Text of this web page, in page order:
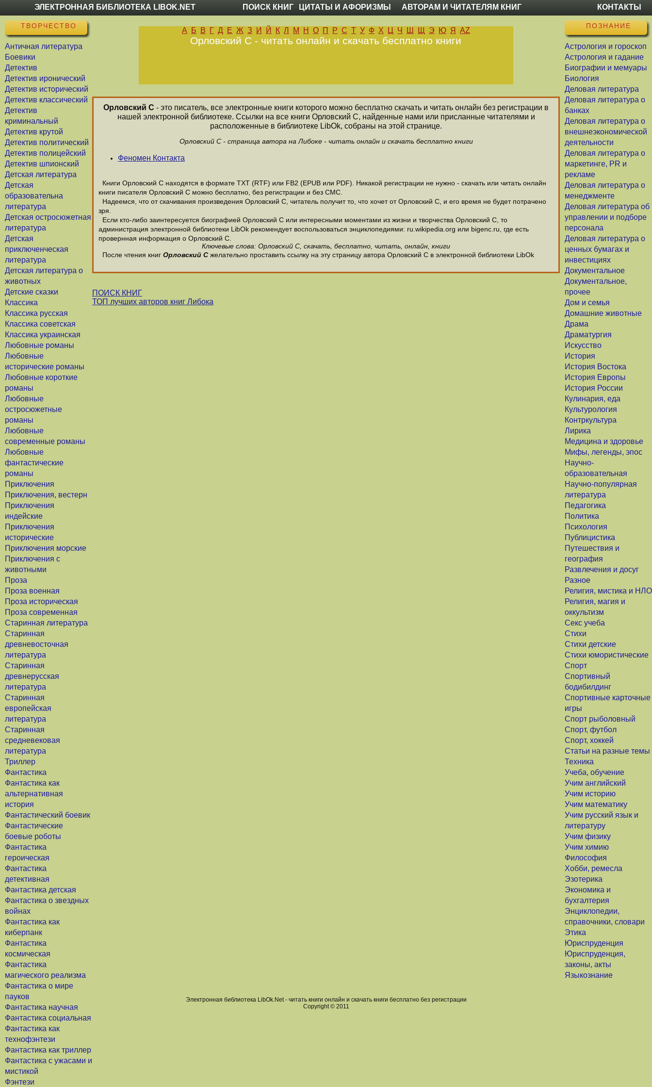
ЭЛЕКТРОННАЯ БИБЛИОТЕКА LIBOK.NET ПОИСК КНИГ ЦИТАТЫ И АФОРИЗМЫ АВТОРАМ И ЧИТАТЕЛЯМ КНИГ КОНТАКТЫ
ТВОРЧЕСТВО
Античная литература
Боевики
Детектив
Детектив иронический
Детектив исторический
Детектив классический
Детектив
криминальный
Детектив крутой
Детектив политический
Детектив полицейский
Детектив шпионский
Детская литература
Детская
образовательна
литература
Детская остросюжетная
литература
Детская
приключенческая
литература
Детская литература о
животных
Детские сказки
Классика
Классика русская
Классика советская
Классика украинская
Любовные романы
Любовные
исторические романы
Любовные короткие
романы
Любовные
остросюжетные
романы
Любовные
современные романы
Любовные
фантастические
романы
Приключения
Приключения, вестерн
Приключения
индейские
Приключения
исторические
Приключения морские
Приключения с
животными
Проза
Проза военная
Проза историческая
Проза современная
Старинная литература
Старинная
древневосточная
литература
Старинная
древнерусская
литература
Старинная
европейская
литература
Старинная
средневековая
литература
Триллер
Фантастика
Фантастика как
альтернативная
история
Фантастический боевик
Фантастические
боевые роботы
Фантастика
героическая
Фантастика
детективная
Фантастика детская
Фантастика о звездных
войнах
Фантастика как
киберпанк
Фантастика
космическая
Фантастика
магического реализма
Фантастика о мире
пауков
Фантастика научная
Фантастика социальная
Фантастика как
технофэнтези
Фантастика как триллер
Фантастика с ужасами и
мистикой
Фэнтези
ПОЗНАНИЕ
Астрология и гороскоп
Астрология и гадание
Биографии и мемуары
Биология
Деловая литература
Деловая литература о
банках
Деловая литература о
внешнеэкономической
деятельности
Деловая литература о
маркетинге, PR и
рекламе
Деловая литература о
менеджменте
Деловая литература об
управлении и подборе
персонала
Деловая литература о
ценных бумагах и
инвестициях
Документальное
Документальное,
прочее
Дом и семья
Домашние животные
Драма
Драматургия
Искусство
История
История Востока
История Европы
История России
Кулинария, еда
Культурология
Контркультура
Лирика
Медицина и здоровье
Мифы, легенды, эпос
Научно-
образовательная
Научно-популярная
литература
Педагогика
Политика
Психология
Публицистика
Путешествия и
география
Развлечения и досуг
Разное
Религия, мистика и НЛО
Религия, магия и
оккультизм
Секс учеба
Стихи
Стихи детские
Стихи юмористические
Спорт
Спортивный
бодибилдинг
Спортивные карточные
игры
Спорт рыболовный
Спорт, футбол
Спорт, хоккей
Статьи на разные темы
Техника
Учеба, обучение
Учим английский
Учим историю
Учим математику
Учим русский язык и
литературу
Учим физику
Учим химию
Философия
Хобби, ремесла
Эзотерика
Экономика и
бухгалтерия
Энциклопедии,
справочники, словари
Этика
Юриспруденция
Юриспруденция,
законы, акты
Языкознание
А Б В Г Д Е Ж З И Й К Л М Н О П Р С Т У Ф Х Ц Ч Ш Щ Э Ю Я AZ
Орловский С - читать онлайн и скачать бесплатно книги
Орловский С - это писатель, все электронные книги которого можно бесплатно скачать и читать онлайн без регистрации в
нашей электронной библиотеке. Ссылки на все книги Орловский С, найденные нами или присланные читателями и
расположенные в библиотеке LibOk, собраны на этой странице.
Орловский С - страница автора на Либоке - читать онлайн и скачать бесплатно книги
Феномен Контакта
Книги Орловский С находятся в формате ТХТ (RTF) или FB2 (EPUB или PDF). Никакой регистрации не нужно - скачать или читать онлайн
книги писателя Орловский С можно бесплатно, без регистрации и без СМС.
Надеемся, что от скачивания произведения Орловский С, читатель получит то, что хочет от Орловский С, и его время не будет потрачено
зря.
Если кто-либо заинтересуется биографией Орловский С или интересными моментами из жизни и творчества Орловский С, то
администрация электронной библиотеки LibOk рекомендует воспользоваться энциклопедиями: ru.wikipedia.org или bigenc.ru, где есть
провернная информация о Орловский С.
Ключевые слова: Орловский С, скачать, бесплатно, читать, онлайн, книги
После чтения книг Орловский С желательно проставить ссылку на эту страницу автора Орловский С в электронной библиотеки LibOk
ПОИСК КНИГ
ТОП лучших авторов книг Либока
Электронная библиотека LibOk.Net - читать книги онлайн и скачать книги бесплатно без регистрации
Copyright © 2011